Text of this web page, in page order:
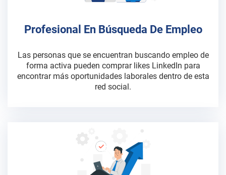
Profesional En Búsqueda De Empleo
Las personas que se encuentran buscando empleo de
forma activa pueden comprar likes LinkedIn para
encontrar más oportunidades laborales dentro de esta
red social.